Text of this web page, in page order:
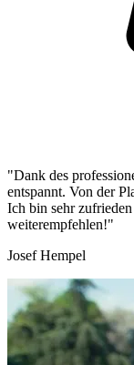
"Dank des
entspannt. Von der
Ich bin sehr
weiterempfehlen!"
Josef Hempel